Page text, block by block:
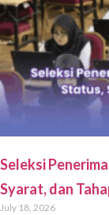
Seleksi
Syarat, dan
July 18, 2026